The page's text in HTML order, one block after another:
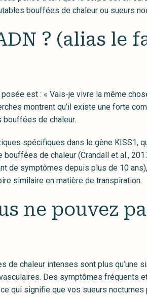
bouffées de chaleur ou sueurs
? (alias le
est : « Vais-je vivre la même
montrent qu’il existe une forte
bouffées de chaleur.
spécifiques dans le gène KISS1,
bouffées de chaleur (Crandall et al.,
de symptômes depuis plus de 10
similaire en matière de transpiration.
ne pouvez
de chaleur intenses sont plus qu’une
Des symptômes fréquents
qui signifie que vos sueurs nocturnes